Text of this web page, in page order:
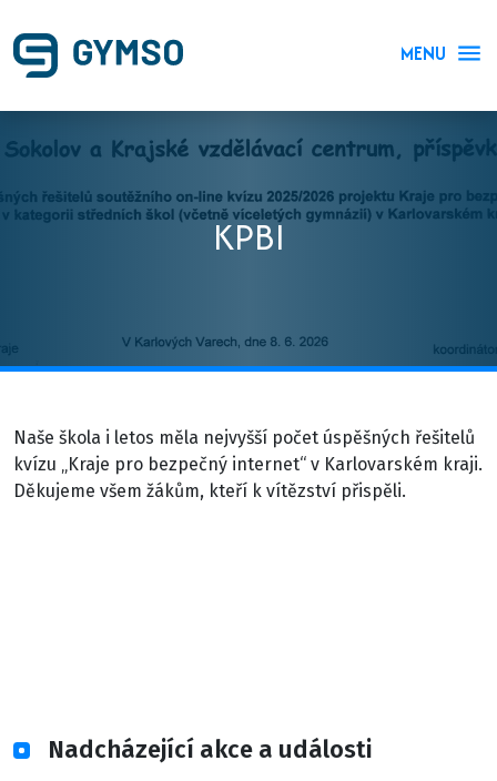
MENU
KPBI
Naše škola i letos měla nejvyšší počet úspěšných řešitelů
kvízu „Kraje pro bezpečný internet“ v Karlovarském kraji.
Děkujeme všem žákům, kteří k vítězství přispěli.
Nadcházející akce a události